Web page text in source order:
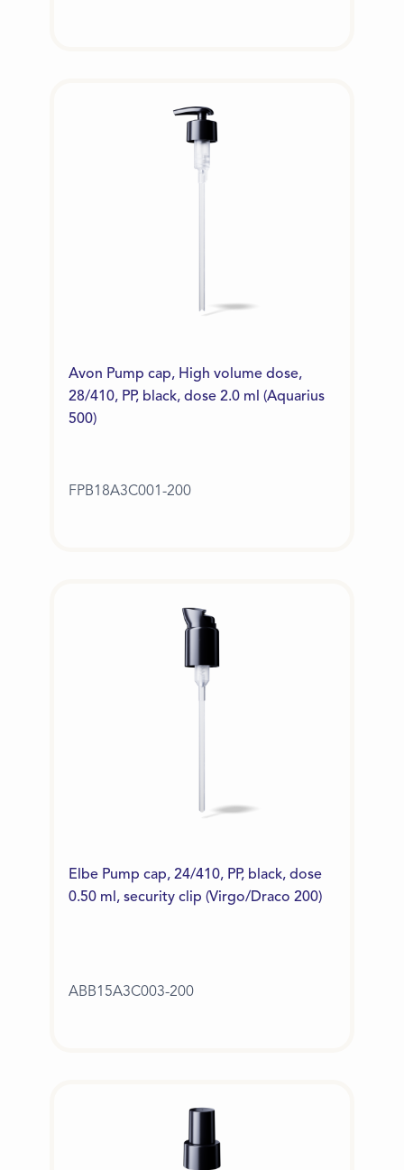
Avon Pump cap, High volume dose,
28/410, PP, black, dose 2.0 ml (Aquarius
500)
FPB18A3C001-200
Elbe Pump cap, 24/410, PP, black, dose
0.50 ml, security clip (Virgo/Draco 200)
ABB15A3C003-200